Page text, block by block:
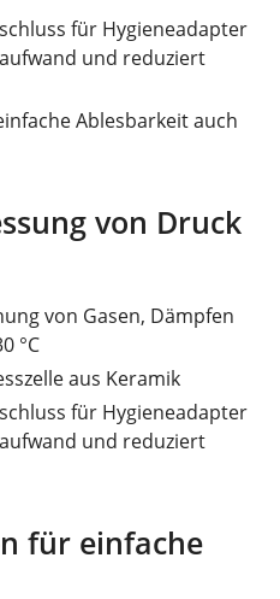
für Hygieneadapter
und reduziert
Ablesbarkeit auch
von Druck
von Gasen, Dämpfen
°C
aus Keramik
für Hygieneadapter
und reduziert
für einfache